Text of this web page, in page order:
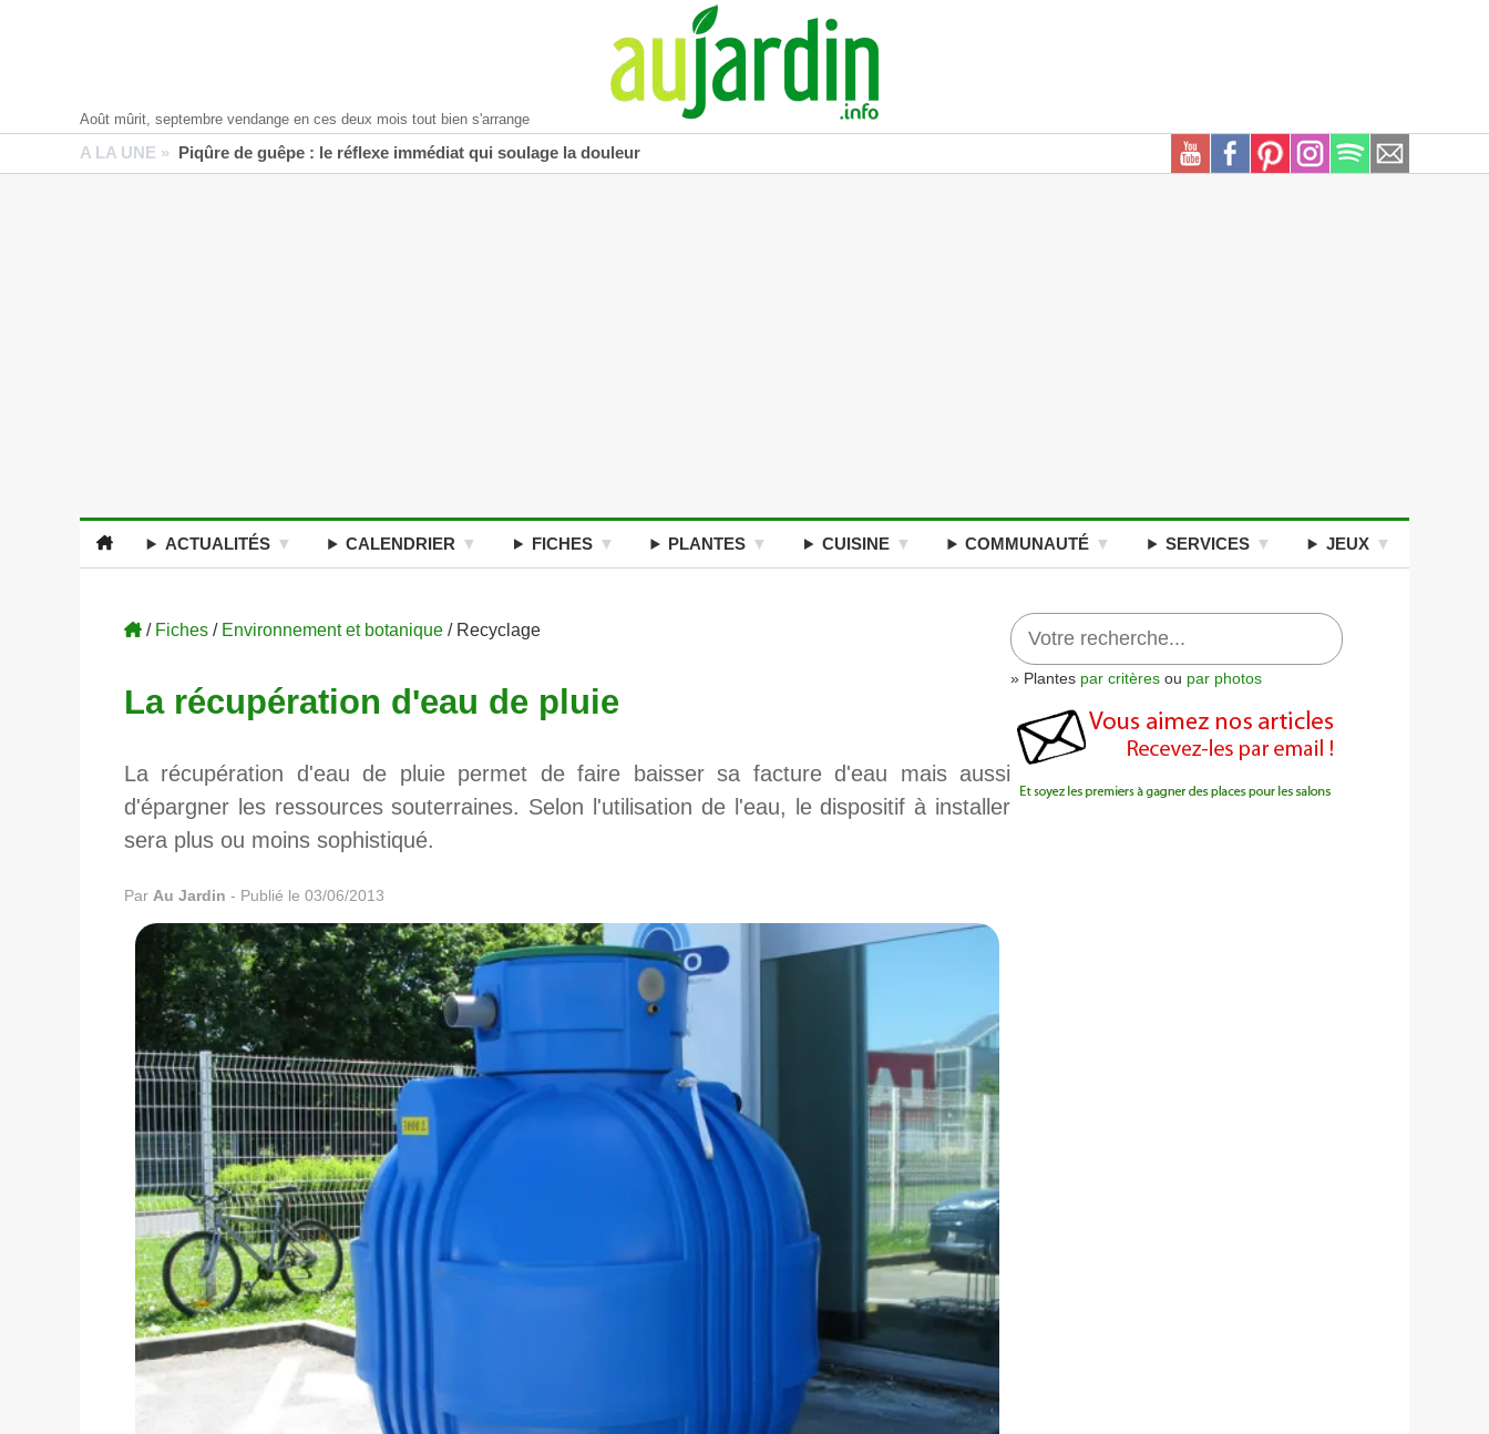
Août mûrit, septembre vendange en ces deux mois tout bien s'arrange
A LA UNE » Piqûre de guêpe : le réflexe immédiat qui soulage la douleur
ACTUALITÉS CALENDRIER FICHES PLANTES CUISINE COMMUNAUTÉ SERVICES JEUX
/ Fiches / Environnement et botanique / Recyclage
La récupération d'eau de pluie
La récupération d'eau de pluie permet de faire baisser sa facture d'eau mais aussi
d'épargner les ressources souterraines. Selon l'utilisation de l'eau, le dispositif à installer
sera plus ou moins sophistiqué.
Par Au Jardin - Publié le 03/06/2013
» Plantes par critères ou par photos